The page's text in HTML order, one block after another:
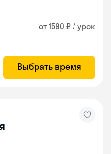
от 1590 ₽ / урок
Выбрать время